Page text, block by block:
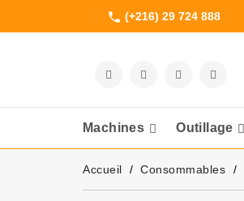
phone (+216) 29 724 888
Machines Outillage
Accueil Consommables